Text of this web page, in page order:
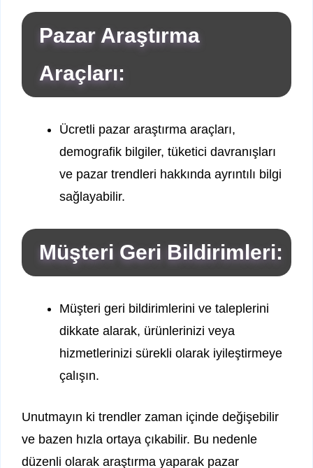
Pazar Araştırma
Araçları:
Ücretli pazar araştırma araçları,
demografik bilgiler, tüketici davranışları
ve pazar trendleri hakkında ayrıntılı bilgi
sağlayabilir.
Müşteri Geri Bildirimleri:
Müşteri geri bildirimlerini ve taleplerini
dikkate alarak, ürünlerinizi veya
hizmetlerinizi sürekli olarak iyileştirmeye
çalışın.
Unutmayın ki trendler zaman içinde değişebilir
ve bazen hızla ortaya çıkabilir. Bu nedenle
düzenli olarak araştırma yaparak pazar